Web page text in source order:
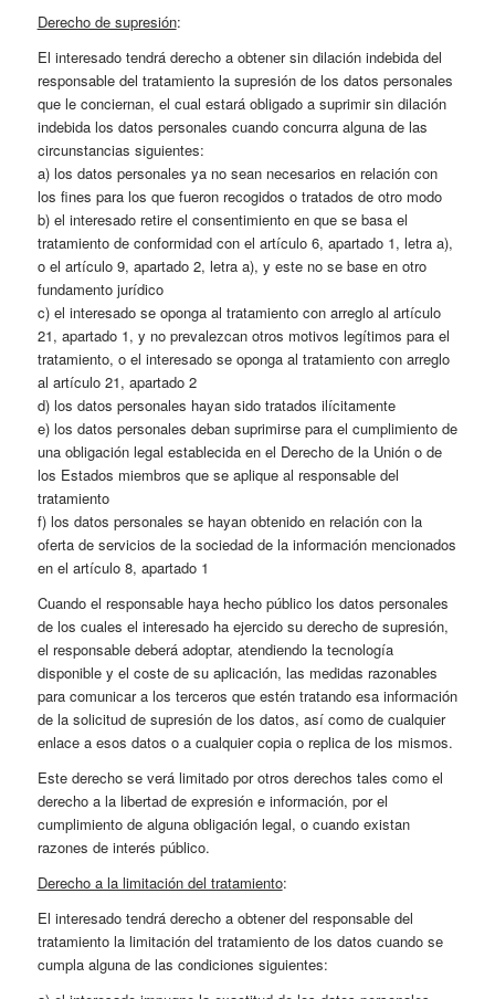
Derecho de supresión:
El interesado tendrá derecho a obtener sin dilación indebida del
responsable del tratamiento la supresión de los datos personales
que le conciernan, el cual estará obligado a suprimir sin dilación
indebida los datos personales cuando concurra alguna de las
circunstancias siguientes:
a) los datos personales ya no sean necesarios en relación con
los fines para los que fueron recogidos o tratados de otro modo
b) el interesado retire el consentimiento en que se basa el
tratamiento de conformidad con el artículo 6, apartado 1, letra a),
o el artículo 9, apartado 2, letra a), y este no se base en otro
fundamento jurídico
c) el interesado se oponga al tratamiento con arreglo al artículo
21, apartado 1, y no prevalezcan otros motivos legítimos para el
tratamiento, o el interesado se oponga al tratamiento con arreglo
al artículo 21, apartado 2
d) los datos personales hayan sido tratados ilícitamente
e) los datos personales deban suprimirse para el cumplimiento de
una obligación legal establecida en el Derecho de la Unión o de
los Estados miembros que se aplique al responsable del
tratamiento
f) los datos personales se hayan obtenido en relación con la
oferta de servicios de la sociedad de la información mencionados
en el artículo 8, apartado 1
Cuando el responsable haya hecho público los datos personales
de los cuales el interesado ha ejercido su derecho de supresión,
el responsable deberá adoptar, atendiendo la tecnología
disponible y el coste de su aplicación, las medidas razonables
para comunicar a los terceros que estén tratando esa información
de la solicitud de supresión de los datos, así como de cualquier
enlace a esos datos o a cualquier copia o replica de los mismos.
Este derecho se verá limitado por otros derechos tales como el
derecho a la libertad de expresión e información, por el
cumplimiento de alguna obligación legal, o cuando existan
razones de interés público.
Derecho a la limitación del tratamiento:
El interesado tendrá derecho a obtener del responsable del
tratamiento la limitación del tratamiento de los datos cuando se
cumpla alguna de las condiciones siguientes: